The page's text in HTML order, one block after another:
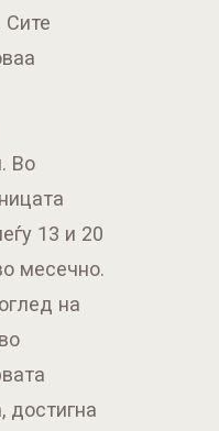
Сите
Во
13 и 20
месечно.
на
достигна